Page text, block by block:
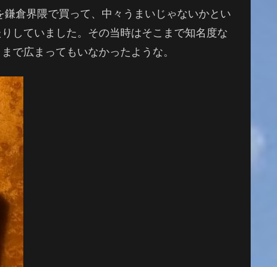
倉界隈で買って、中々うまいじゃないかとい
していました。その当時はそこまで知名度な
で広まってもいなかったような。